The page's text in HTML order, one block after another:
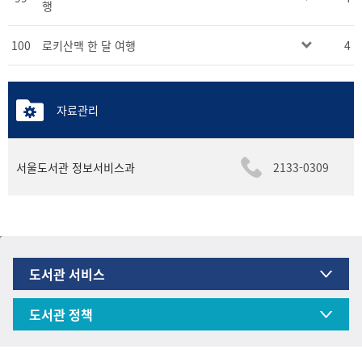
행
100 로키산맥 한 달 여행 4
자료관리
서울도서관 정보서비스과 2133-0309
도서관 서비스
도서관 정책